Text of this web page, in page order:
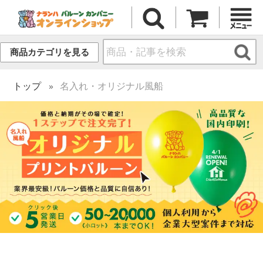
商品カテゴリを見る
トップ 名入れ・オリジナル風船